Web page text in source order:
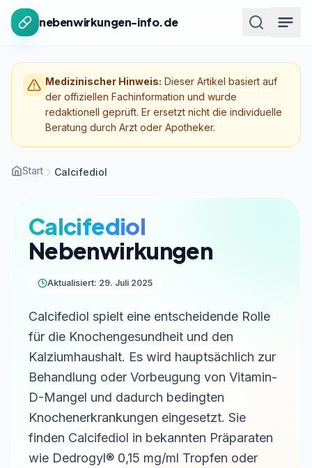
Zum Inhalt springen
nebenwirkungen-info.de
Medizinischer Hinweis: Dieser Artikel basiert auf
der offiziellen Fachinformation und wurde
redaktionell geprüft. Er ersetzt nicht die individuelle
Beratung durch Arzt oder Apotheker.
Start Calcifediol
Calcifediol
Nebenwirkungen
Aktualisiert: 29. Juli 2025
Calcifediol spielt eine entscheidende Rolle
für die Knochengesundheit und den
Kalziumhaushalt. Es wird hauptsächlich zur
Behandlung oder Vorbeugung von Vitamin-
D-Mangel und dadurch bedingten
Knochenerkrankungen eingesetzt. Sie
finden Calcifediol in bekannten Präparaten
wie Dedrogyl® 0,15 mg/ml Tropfen oder